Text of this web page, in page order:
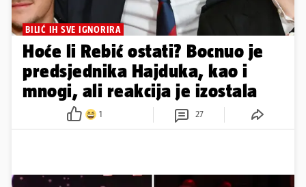
BILIĆ IH SVE IGNORIRA
Hoće li Rebić ostati? Bocnuo je
predsjednika Hajduka, kao i
mnogi, ali reakcija je izostala
1 27